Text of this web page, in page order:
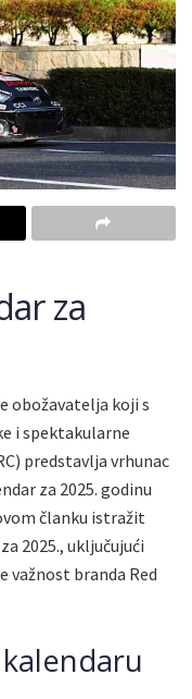
za
obožavatelja koji s
i spektakularne
predstavlja vrhunac
za 2025. godinu
članku istražit
2025., uključujući
važnost branda Red